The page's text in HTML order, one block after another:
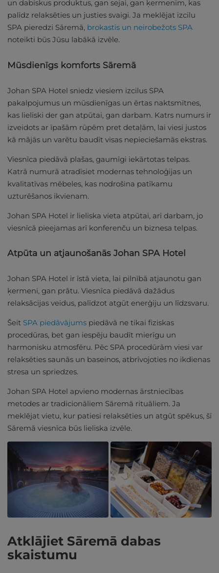
un dabiskus produktus, gan sejai, gan ķermenim, kas
palīdz relaksēties un justies svaigi. Ja meklējat izcilu
SPA pieredzi Sāremā, brokastis un neirobežots SPA
noteikti būs Jūsu labākā izvēle.
Mūsdienīgs komforts Sāremā
Johan SPA Hotel sniedz viesiem izcilus SPA
pakalpojumus un mūsdienīgas un ērtas naktsmītnes,
kas lieliski der gan atpūtai, gan darbam. Katrs numurs ir
izveidots ar īpašām rūpēm pret detaļām, lai viesi justos
kā mājās un varētu baudīt visas nepieciešamās ekstras.
Viesnīca piedāvā plašas, gaumīgi iekārtotas telpas.
Katrā numurā atradīsiet modernas tehnoloģijas un
kvalitatīvas mēbeles, kas nodrošina patīkamu
uzturēšanos ikvienam.
Johan SPA Hotel ir lieliska vieta atpūtai, arī darbam, jo
viesnīcā pieejamas arī konferenču un biznesa telpas.
Atpūta un atjaunošanās Johan SPA Hotel
Johan SPA Hotel ir īstā vieta, lai pilnībā atjaunotu gan
ķermeni, gan prātu. Viesnīca piedāvā dažādus
relaksācijas veidus, palīdzot atgūt enerģiju un līdzsvaru.
Šeit SPA piedāvājums piedāvā ne tikai fiziskas
procedūras, bet gan iespēju baudīt mierīgu un
harmonisku atmosfēru. Pēc SPA procedūrām viesi var
relaksēties saunās un baseinos, atbrīvojoties no ikdienas
stresa un spriedzes.
Johan SPA Hotel apvieno modernas ārstniecības
metodes ar tradicionāliem Sāremā rituāliem. Ja
meklējat vietu, kur patiesi relaksēties un atgūt spēkus, šī
Sāremā viesnīca būs lieliska izvēle.
Atklājiet Sāremā dabas
skaistumu